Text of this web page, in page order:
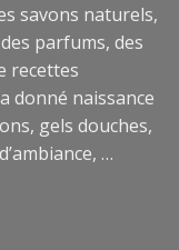
savons naturels,
parfums, des
recettes
donné naissance
gels douches,
…